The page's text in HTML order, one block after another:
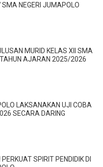
NEGERI JUMAPOLO
MURID KELAS XII SMA
TAHUN AJARAN 2025/2026
LAKSANAKAN UJI COBA
SECARA DARING
SPIRIT PENDIDIK DI